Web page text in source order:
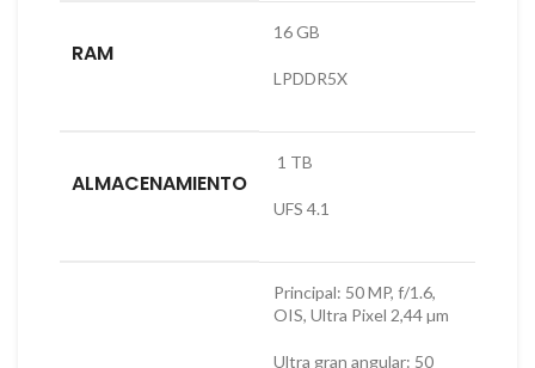
RAM
16 GB
LPDDR5X
ALMACENAMIENTO
1 TB
UFS 4.1
Principal: 50 MP, f/1.6,
OIS, Ultra Pixel 2,44 µm
Ultra gran angular: 50